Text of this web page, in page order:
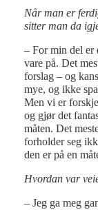
Når man er
sitter man da
– For min del er
vare på. Det
forslag – og
mye, og ikke
Men vi er
og gjør det
måten. Det
forholder seg
den er på en
Hvordan var
– Jeg ga meg